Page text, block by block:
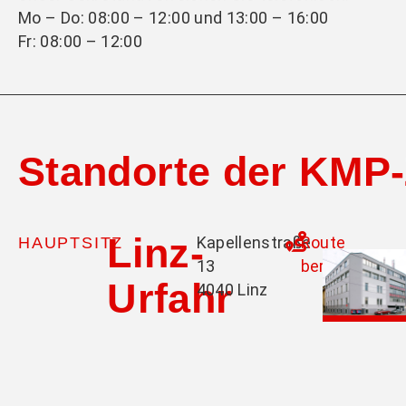
Mo – Do: 08:00 – 12:00 und 13:00 – 16:00
Fr: 08:00 – 12:00
Standorte der
HAUPTSITZLinz-
Urfahr
Kapellenstraße
13
4040 Linz
Route
berechnen